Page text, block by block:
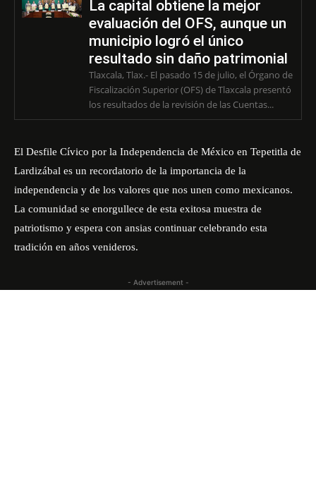
La capital obtiene la mejor
evaluación del OFS, aunque un
municipio logró el único
resultado sin daño patrimonial
Tlaxcala, Tlax.- El pasado 15 de julio, el Órgano de
Fiscalización Superior (OFS) de Tlaxcala presentó
los resultados de la revisión de las Cuentas...
El Desfile Cívico por la Independencia de México en Tepetitla de
Lardizábal es un recordatorio de la importancia de la
independencia y de los valores que nos unen como mexicanos.
La comunidad se enorgullece de esta exitosa muestra de
patriotismo y espera con ansias continuar celebrando esta
tradición en años venideros.
- Advertisement -